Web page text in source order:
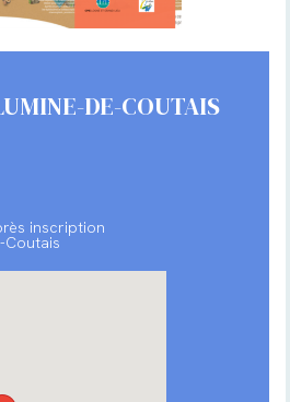
DE-COUTAIS
inscription
Coutais